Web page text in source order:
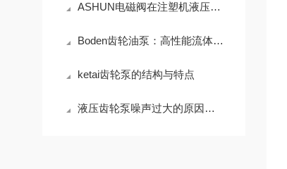
ASHUN电磁阀在注塑机液压系统中怎么用？换向控制与稳定运行方案梳理
Boden齿轮油泵：高性能流体传输的优选方案
ketai齿轮泵的结构与特点
液压齿轮泵噪声过大的原因有哪些？